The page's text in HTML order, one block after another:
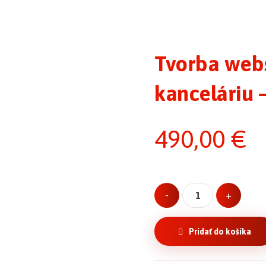
Tvorba
kanceláriu
490,00€
- +
Pridať do košíka